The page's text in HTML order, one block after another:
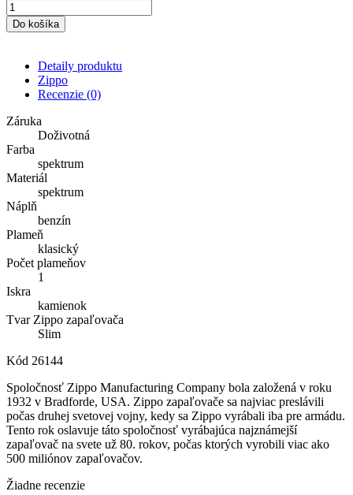
Do košíka
Detaily produktu
Zippo
Recenzie (0)
Záruka
Doživotná
Farba
spektrum
Materiál
spektrum
Náplň
benzín
Plameň
klasický
Počet plameňov
1
Iskra
kamienok
Tvar Zippo zapaľovača
Slim
Kód 26144
Spoločnosť Zippo Manufacturing Company bola založená v roku
1932 v Bradforde, USA. Zippo zapaľovače sa najviac preslávili
počas druhej svetovej vojny, kedy sa Zippo vyrábali iba pre armádu.
Tento rok oslavuje táto spoločnosť vyrábajúca najznámejší
zapaľovač na svete už 80. rokov, počas ktorých vyrobili viac ako
500 miliónov zapaľovačov.
Žiadne recenzie